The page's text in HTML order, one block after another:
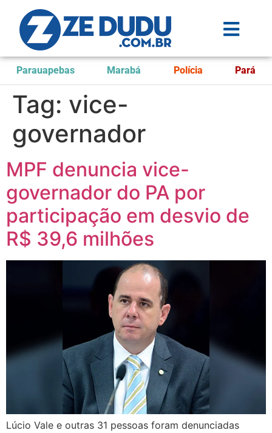
Parauapebas Marabá Polícia Pará
Tag: vice-
governador
MPF denuncia vice-
governador do PA por
participação em desvio de
R$ 39,6 milhões
Lúcio Vale e outras 31 pessoas foram denunciadas